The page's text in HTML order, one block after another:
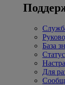
База
Для